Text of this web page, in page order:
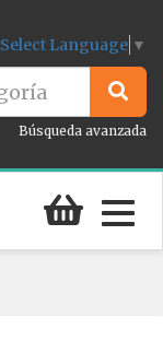
Select Language ▼
Búsqueda avanzada